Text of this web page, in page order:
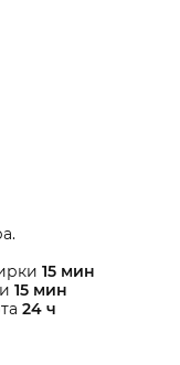
15 мин
15 мин
24 ч